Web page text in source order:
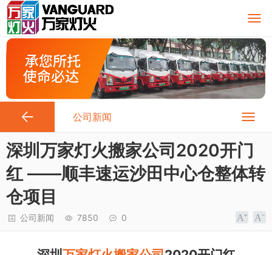
公司新闻
深圳万家灯火搬家公司2020开门
红 ——顺丰速运沙田中心仓整体转
仓项目
公司新闻 7850 0